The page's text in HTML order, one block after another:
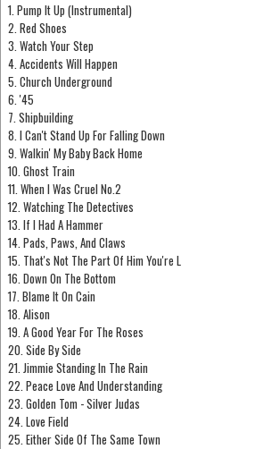
1. Pump It Up (Instrumental)
2. Red Shoes
3. Watch Your Step
4. Accidents Will Happen
5. Church Underground
6. '45
7. Shipbuilding
8. I Can't Stand Up For Falling Down
9. Walkin' My Baby Back Home
10. Ghost Train
11. When I Was Cruel No.2
12. Watching The Detectives
13. If I Had A Hammer
14. Pads, Paws, And Claws
15. That's Not The Part Of Him You're L
16. Down On The Bottom
17. Blame It On Cain
18. Alison
19. A Good Year For The Roses
20. Side By Side
21. Jimmie Standing In The Rain
22. Peace Love And Understanding
23. Golden Tom - Silver Judas
24. Love Field
25. Either Side Of The Same Town